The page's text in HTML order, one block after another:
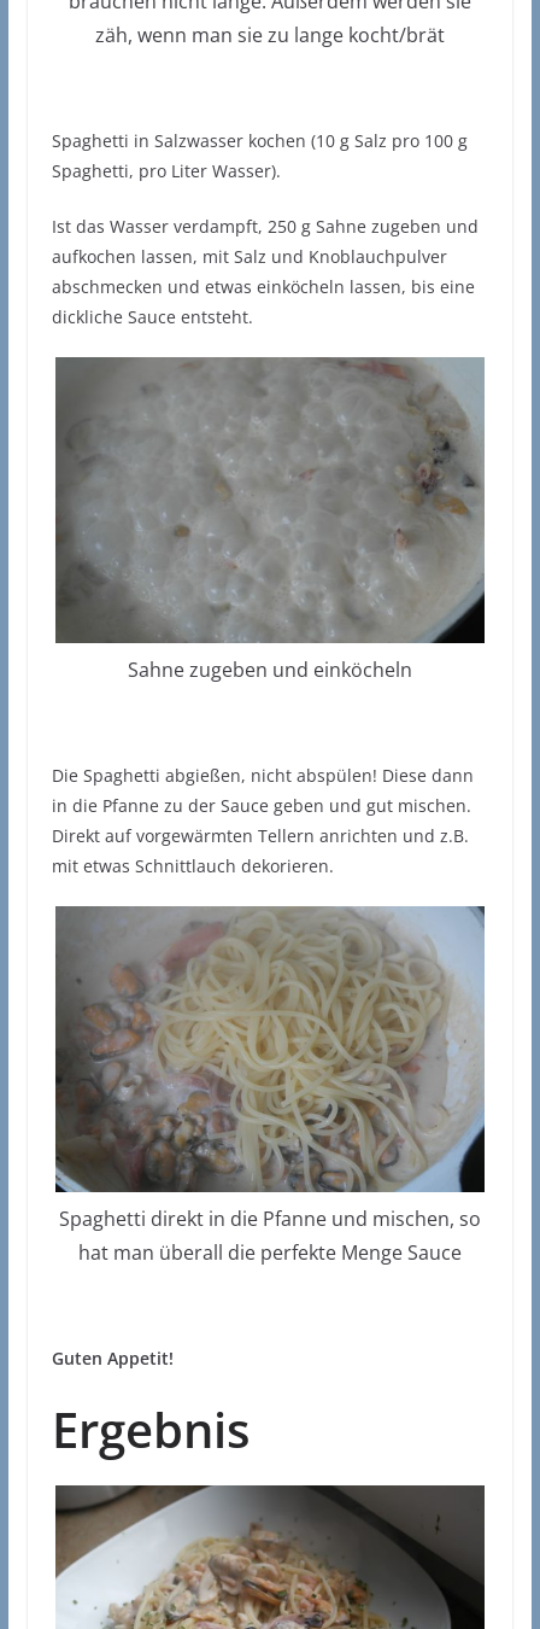
zäh, wenn man sie zu lange kocht/brät
Spaghetti in Salzwasser kochen (10 g Salz pro 100 g
Spaghetti, pro Liter Wasser).
Ist das Wasser verdampft, 250 g Sahne zugeben und
aufkochen lassen, mit Salz und Knoblauchpulver
abschmecken und etwas einköcheln lassen, bis eine
dickliche Sauce entsteht.
Sahne zugeben und einköcheln
Die Spaghetti abgießen, nicht abspülen! Diese dann
in die Pfanne zu der Sauce geben und gut mischen.
Direkt auf vorgewärmten Tellern anrichten und z.B.
mit etwas Schnittlauch dekorieren.
Spaghetti direkt in die Pfanne und mischen, so
hat man überall die perfekte Menge Sauce
Guten Appetit!
Ergebnis